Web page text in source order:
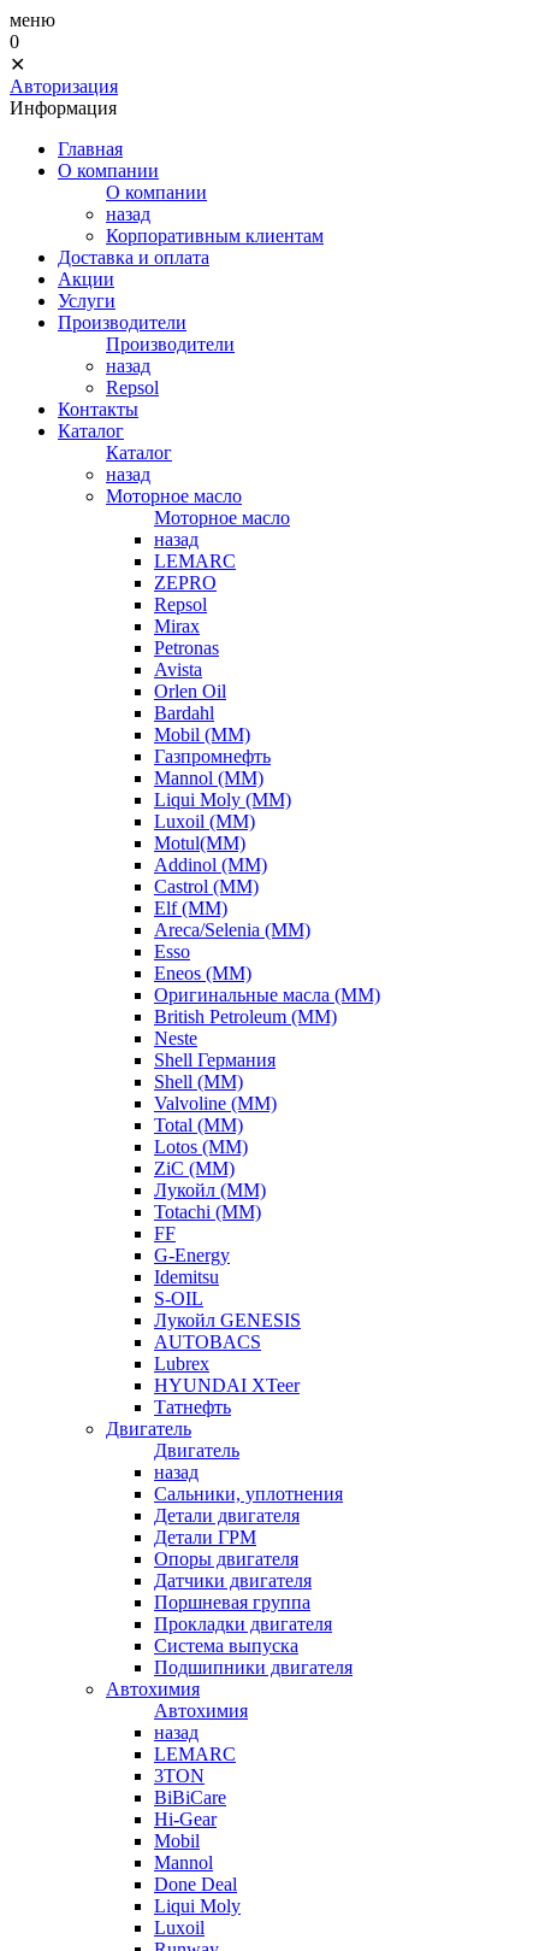
меню
0
✕
Авторизация
Информация
Главная
О компании
О компании
назад
Корпоративным клиентам
Доставка и оплата
Акции
Услуги
Производители
Производители
назад
Repsol
Контакты
Каталог
Каталог
назад
Моторное масло
Моторное масло
назад
LEMARC
ZEPRO
Repsol
Mirax
Petronas
Avista
Orlen Oil
Bardahl
Mobil (ММ)
Газпромнефть
Mannol (ММ)
Liqui Moly (ММ)
Luxoil (ММ)
Motul(ММ)
Addinol (ММ)
Castrol (ММ)
Elf (ММ)
Areca/Selenia (ММ)
Esso
Eneos (ММ)
Оригинальные масла (ММ)
British Petroleum (ММ)
Neste
Shell Германия
Shell (ММ)
Valvoline (ММ)
Total (ММ)
Lotos (ММ)
ZiC (ММ)
Лукойл (ММ)
Totachi (MM)
FF
G-Energy
Idemitsu
S-OIL
Лукойл GENESIS
AUTOBACS
Lubrex
HYUNDAI XTeer
Татнефть
Двигатель
Двигатель
назад
Сальники, уплотнения
Детали двигателя
Детали ГРМ
Опоры двигателя
Датчики двигателя
Поршневая группа
Прокладки двигателя
Система выпуска
Подшипники двигателя
Автохимия
Автохимия
назад
LEMARC
3TON
BiBiCare
Hi-Gear
Mobil
Mannol
Done Deal
Liqui Moly
Luxoil